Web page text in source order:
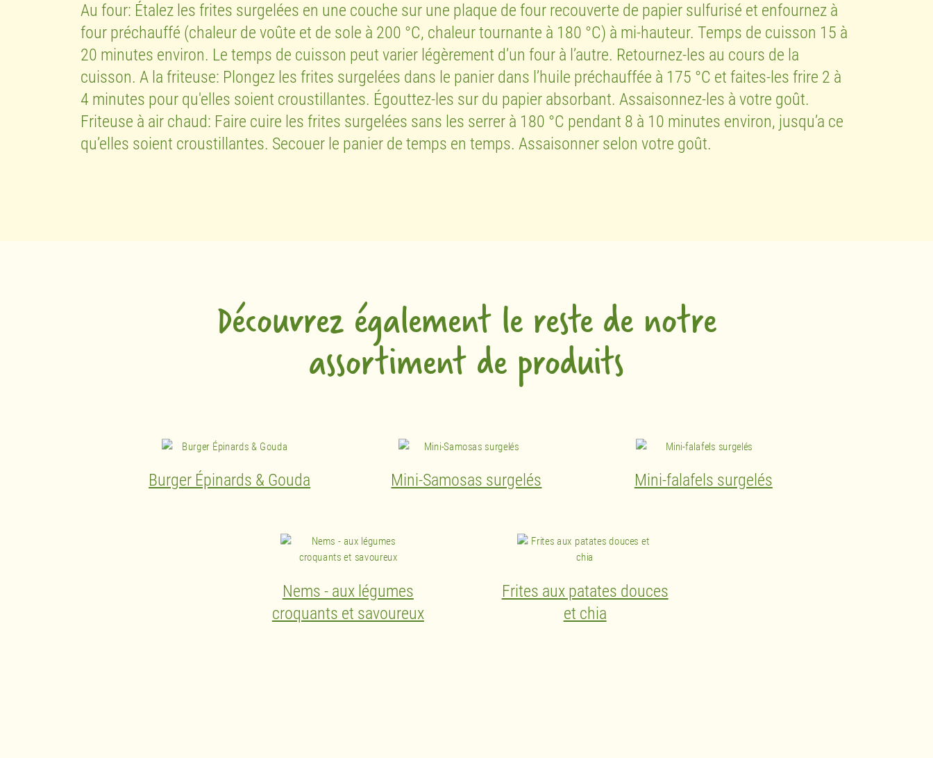
Au four: Étalez les frites surgelées en une couche sur une plaque de four recouverte de papier sulfurisé et enfournez à
four préchauffé (chaleur de voûte et de sole à 200 °C, chaleur tournante à 180 °C) à mi-hauteur. Temps de cuisson 15 à
20 minutes environ. Le temps de cuisson peut varier légèrement d’un four à l’autre. Retournez-les au cours de la
cuisson. A la friteuse: Plongez les frites surgelées dans le panier dans l’huile préchauffée à 175 °C et faites-les frire 2 à
4 minutes pour qu'elles soient croustillantes. Égouttez-les sur du papier absorbant. Assaisonnez-les à votre goût.
Friteuse à air chaud: Faire cuire les frites surgelées sans les serrer à 180 °C pendant 8 à 10 minutes environ, jusqu’a ce
qu’elles soient croustillantes. Secouer le panier de temps en temps. Assaisonner selon votre goût.
Découvrez également le reste de notre
assortiment de produits
Burger Épinards & Gouda Mini-Samosas surgelés Mini-falafels surgelés
Nems - aux légumes
croquants et savoureux
Frites aux patates douces
et chia